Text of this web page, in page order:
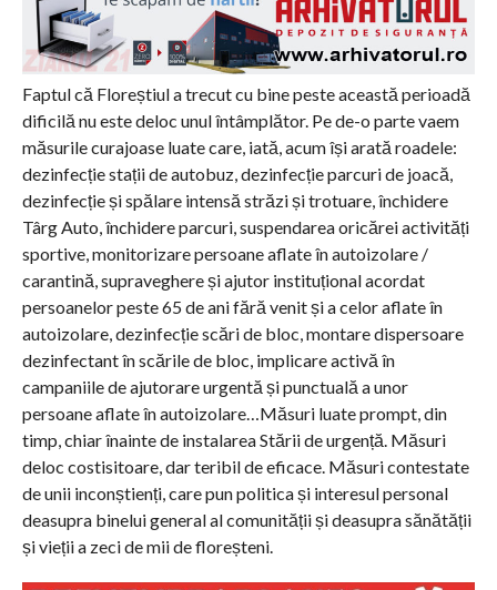
Faptul că Floreștiul a trecut cu bine peste această perioadă
dificilă nu este deloc unul întâmplător. Pe de-o parte vaem
măsurile curajoase luate care, iată, acum își arată roadele:
dezinfecție stații de autobuz, dezinfecție parcuri de joacă,
dezinfecție și spălare intensă străzi și trotuare, închidere
Târg Auto, închidere parcuri, suspendarea oricărei activități
sportive, monitorizare persoane aflate în autoizolare /
carantină, supraveghere și ajutor instituțional acordat
persoanelor peste 65 de ani fără venit și a celor aflate în
autoizolare, dezinfecție scări de bloc, montare dispersoare
dezinfectant în scările de bloc, implicare activă în
campaniile de ajutorare urgentă și punctuală a unor
persoane aflate în autoizolare…Măsuri luate prompt, din
timp, chiar înainte de instalarea Stării de urgență. Măsuri
deloc costisitoare, dar teribil de eficace. Măsuri contestate
de unii inconștienți, care pun politica și interesul personal
deasupra binelui general al comunității și deasupra sănătății
și vieții a zeci de mii de floreșteni.